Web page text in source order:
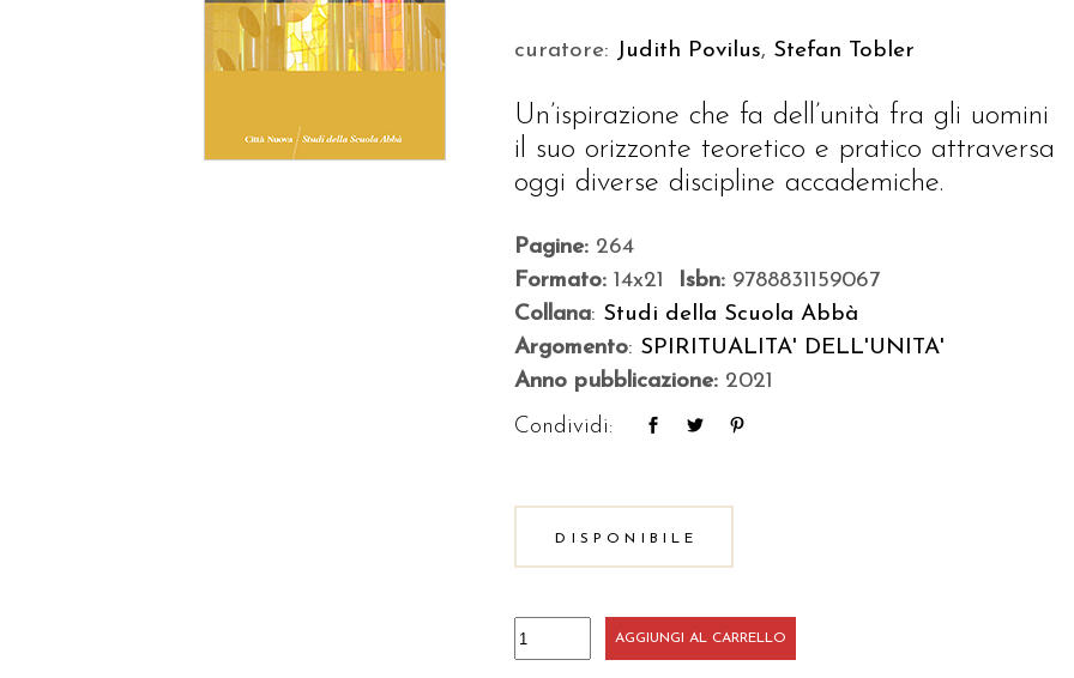
curatore: Judith Povilus, Stefan Tobler
Un’ispirazione che fa dell’unità fra gli uomini
il suo orizzonte teoretico e pratico attraversa
oggi diverse discipline accademiche.
Pagine: 264
Formato:14x21 Isbn: 9788831159067
Collana: Studi della Scuola Abbà
Argomento: SPIRITUALITA' DELL'UNITA'
Anno pubblicazione: 2021
Condividi:
DISPONIBILE
L'unità
quantità
AGGIUNGI AL CARRELLO